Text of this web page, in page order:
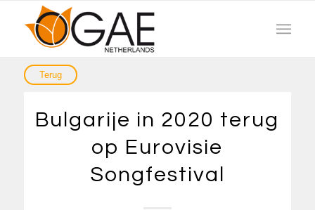
Bulgarije in 2020 terug
op Eurovisie
Songfestival